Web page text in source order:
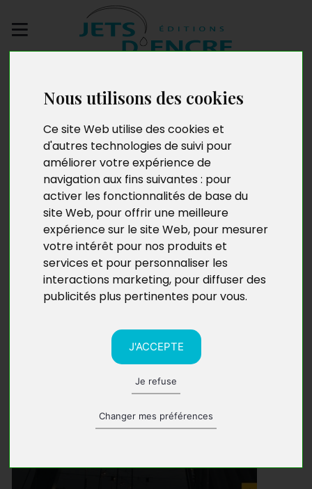
Nous utilisons des cookies
Ce site Web utilise des cookies et
d'autres technologies de suivi pour
améliorer votre expérience de
navigation aux fins suivantes : pour
activer les fonctionnalités de base du
site Web, pour offrir une meilleure
expérience sur le site Web, pour mesurer
votre intérêt pour nos produits et
services et pour personnaliser les
interactions marketing, pour diffuser des
publicités plus pertinentes pour vous.
J'ACCEPTE
Je refuse
Changer mes préférences
Festins du deuil